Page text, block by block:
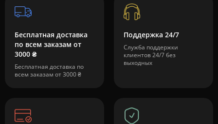
Бесплатная доставка
по всем заказам от
3000 ₴
Бесплатная доставка по
всем заказам от 3000 ₴
Поддержка 24/7
Служба поддержки
клиентов 24/7 без
выходных